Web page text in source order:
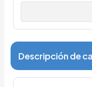
Descripción de